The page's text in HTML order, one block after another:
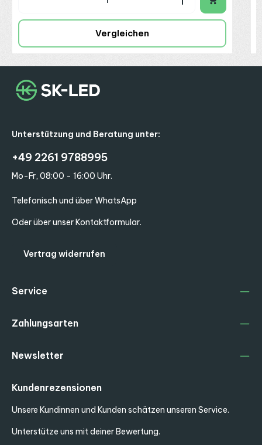
Vergleichen
Unterstützung und Beratung unter:
+49 2261 9788995
Mo-Fr, 08:00 - 16:00 Uhr.
Telefonisch und über WhatsApp
Oder über unserKontaktformular.
Vertrag widerrufen
Service
Zahlungsarten
Kundenrezensionen
Unsere Kundinnen und Kunden schätzen unseren Service.
Unterstütze uns mit deiner Bewertung.
Newsletter